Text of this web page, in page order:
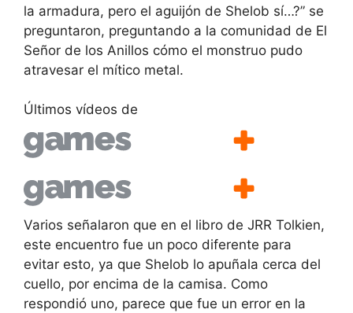
la armadura, pero el aguijón de Shelob sí…?” se
preguntaron, preguntando a la comunidad de El
Señor de los Anillos cómo el monstruo pudo
atravesar el mítico metal.
Últimos vídeos de
Varios señalaron que en el libro de JRR Tolkien,
este encuentro fue un poco diferente para
evitar esto, ya que Shelob lo apuñala cerca del
cuello, por encima de la camisa. Como
respondió uno, parece que fue un error en la